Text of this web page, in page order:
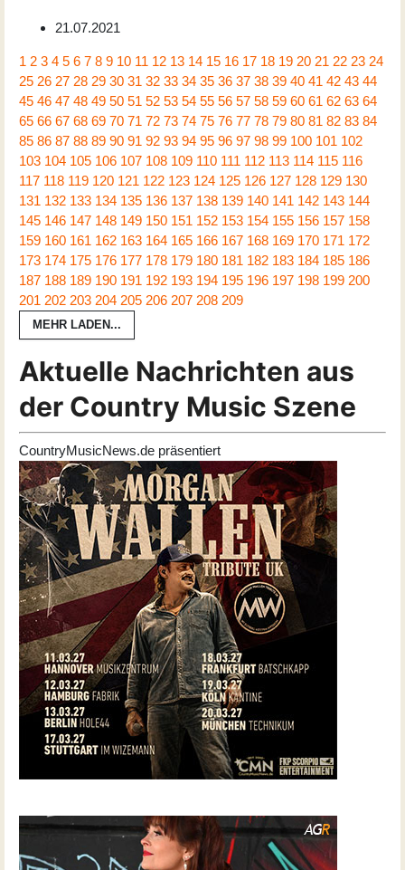
21.07.2021
1 2 3 4 5 6 7 8 9 10 11 12 13 14 15 16 17 18 19 20 21 22 23 24
25 26 27 28 29 30 31 32 33 34 35 36 37 38 39 40 41 42 43 44
45 46 47 48 49 50 51 52 53 54 55 56 57 58 59 60 61 62 63 64
65 66 67 68 69 70 71 72 73 74 75 76 77 78 79 80 81 82 83 84
85 86 87 88 89 90 91 92 93 94 95 96 97 98 99 100 101 102
103 104 105 106 107 108 109 110 111 112 113 114 115 116
117 118 119 120 121 122 123 124 125 126 127 128 129 130
131 132 133 134 135 136 137 138 139 140 141 142 143 144
145 146 147 148 149 150 151 152 153 154 155 156 157 158
159 160 161 162 163 164 165 166 167 168 169 170 171 172
173 174 175 176 177 178 179 180 181 182 183 184 185 186
187 188 189 190 191 192 193 194 195 196 197 198 199 200
201 202 203 204 205 206 207 208 209
MEHR LADEN...
Aktuelle Nachrichten aus
der Country Music Szene
CountryMusicNews.de präsentiert